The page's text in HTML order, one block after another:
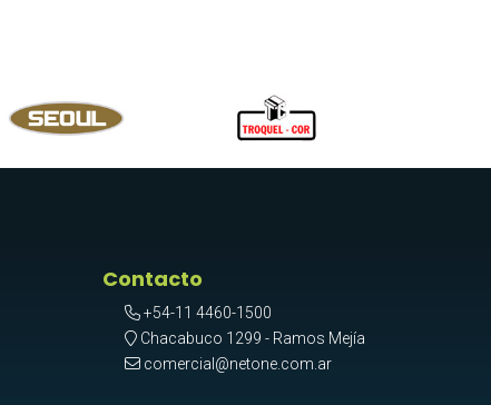
Contacto
+54-11 4460-1500
Chacabuco 1299 - Ramos Mejía
comercial@netone.com.ar